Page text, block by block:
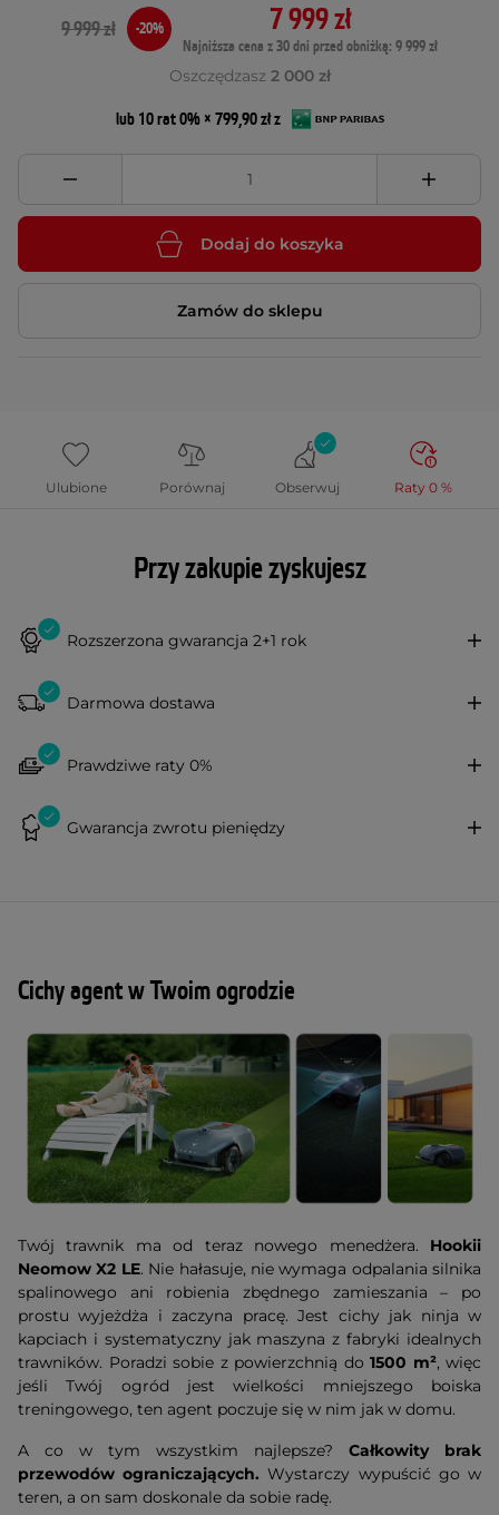
7 999 zł
Najniższa cena z 30 dni przed obniżką: 9 999 zł
9 999 zł -20%
Oszczędzasz 2 000 zł
lub 10 rat 0% × 799,90 zł z
Dodaj do koszyka
Zamów do sklepu
Ulubione Porównaj Obserwuj Raty 0 %
Przy zakupie zyskujesz
Rozszerzona gwarancja 2+1 rok
Darmowa dostawa
Prawdziwe raty 0%
Gwarancja zwrotu pieniędzy
Cichy agent w Twoim ogrodzie
Twój trawnik ma od teraz nowego menedżera. Hookii
Neomow X2 LE. Nie hałasuje, nie wymaga odpalania silnika
spalinowego ani robienia zbędnego zamieszania – po
prostu wyjeżdża i zaczyna pracę. Jest cichy jak ninja w
kapciach i systematyczny jak maszyna z fabryki idealnych
trawników. Poradzi sobie z powierzchnią do 1500 m², więc
jeśli Twój ogród jest wielkości mniejszego boiska
treningowego, ten agent poczuje się w nim jak w domu.
A co w tym wszystkim najlepsze? Całkowity brak
przewodów ograniczających. Wystarczy wypuścić go w
teren, a on sam doskonale da sobie radę.